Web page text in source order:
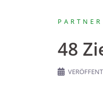
PARTNER
48